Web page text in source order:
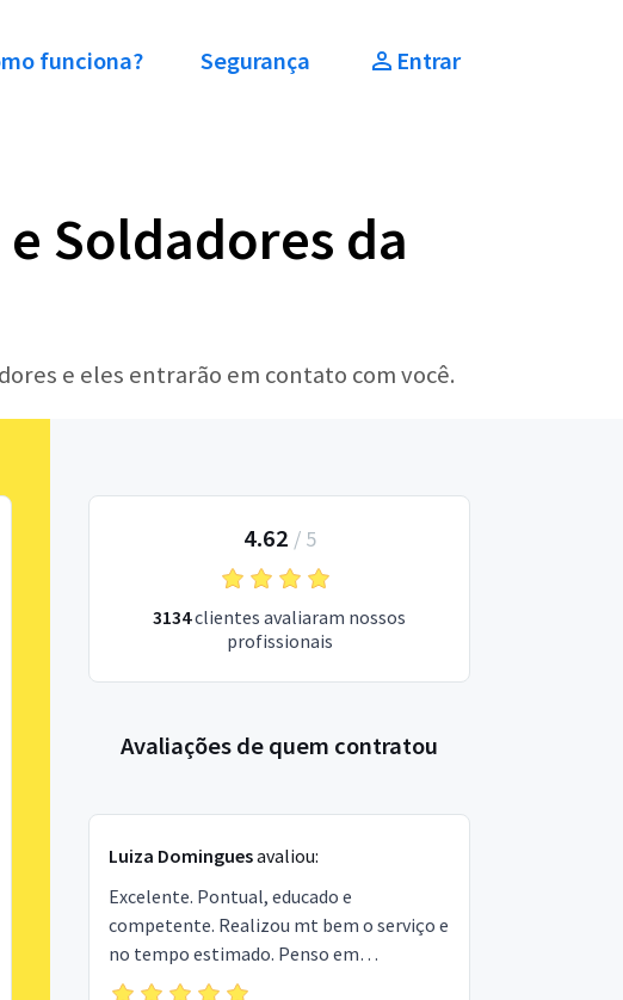
funciona? Segurança Entrar
Soldadores da
e eles entrarão em contato com você.
4.62 / 5
3134clientes avaliaram nossos
profissionais
Avaliações de quem contratou
Luiza Dominguesavaliou:
Excelente. Pontual, educado e
competente. Realizou mt bem o serviço e
no tempo estimado. Penso em
contrata_lo para o serviço de cobertura